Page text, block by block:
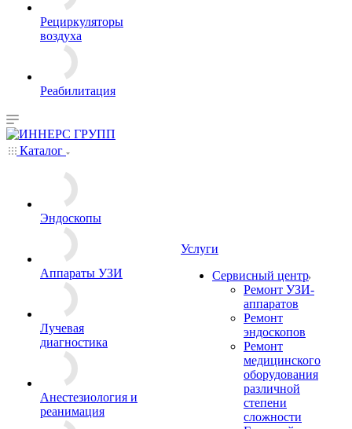
Рециркуляторы
воздуха
Реабилитация
Каталог
Эндоскопы
Аппараты УЗИ
Лучевая
диагностика
Анестезиология и
реанимация
Услуги
Сервисный центр
Ремонт УЗИ-
аппаратов
Ремонт
эндоскопов
Ремонт
медицинского
оборудования
различной
степени
сложности